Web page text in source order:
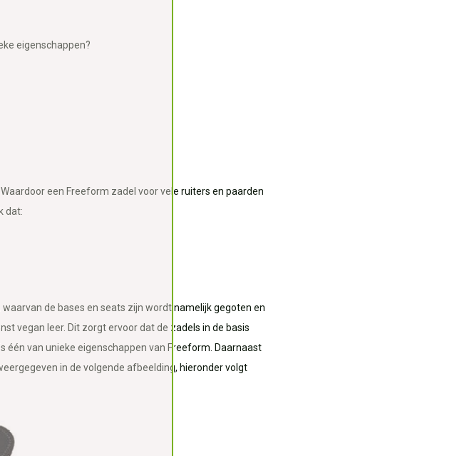
eigenschappen?
een Freeform zadel voor vele ruiters en paarden
dat:
de bases en seats zijn wordt namelijk gegoten en
vegan leer. Dit zorgt ervoor dat de zadels in de basis
van unieke eigenschappen van Freeform. Daarnaast
in de volgende afbeelding, hieronder volgt